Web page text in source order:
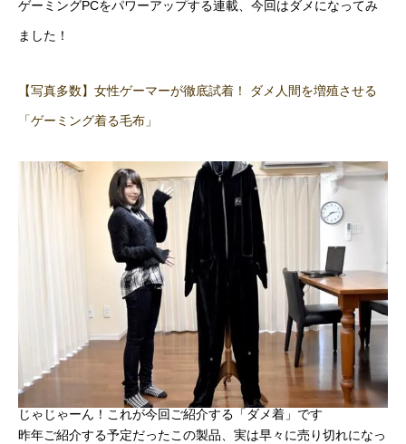
ゲーミングPCをパワーアップする連載、今回はダメになってみ
ました！
【写真多数】女性ゲーマーが徹底試着！ ダメ人間を増殖させる
「ゲーミング着る毛布」
じゃじゃーん！これが今回ご紹介する「ダメ着」です
昨年ご紹介する予定だったこの製品、実は早々に売り切れになっ